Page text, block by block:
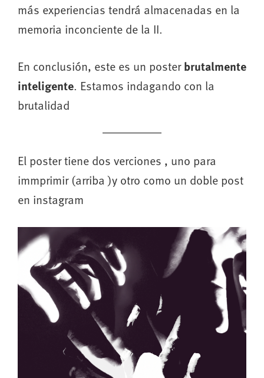
más experiencias tendrá almacenadas en la
memoria inconciente de la II.
En conclusión, este es un posterbrutalmente
inteligente. Estamos indagando con la
brutalidad
El poster tiene dos verciones , uno para
immprimir (arriba )y otro como un doble post
en instagram